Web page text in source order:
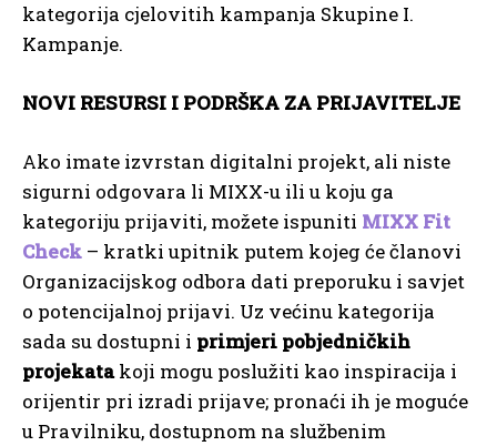
kategorija cjelovitih kampanja Skupine I.
Kampanje.
NOVI RESURSI I PODRŠKA ZA PRIJAVITELJE
Ako imate izvrstan digitalni projekt, ali niste
sigurni odgovara li MIXX-u ili u koju ga
kategoriju prijaviti, možete ispuniti MIXX Fit
Check – kratki upitnik putem kojeg će članovi
Organizacijskog odbora dati preporuku i savjet
o potencijalnoj prijavi. Uz većinu kategorija
sada su dostupni i primjeri pobjedničkih
projekatakoji mogu poslužiti kao inspiracija i
orijentir pri izradi prijave; pronaći ih je moguće
u Pravilniku, dostupnom na službenim